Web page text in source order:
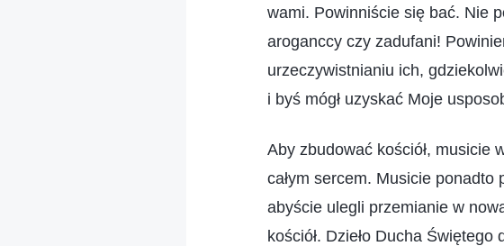
wami. Powinniście się bać. Nie
aroganccy czy zadufani!
urzeczywistnianiu ich,
i byś mógł uzyskać Moje
Aby zbudować kościół, musicie
całym sercem. Musicie ponadto
abyście ulegli przemianie w
kościół. Dzieło Ducha